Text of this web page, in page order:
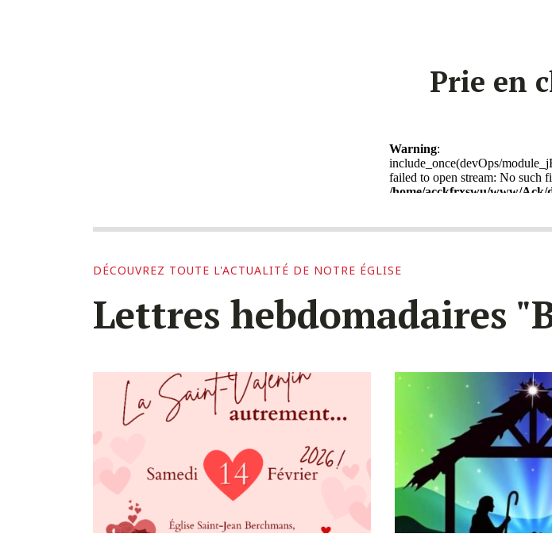
Prie en
DÉCOUVREZ TOUTE L'ACTUALITÉ DE NOTRE ÉGLISE
Lettres hebdomadaires